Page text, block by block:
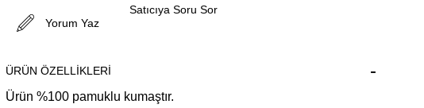
Yorum Yaz
Satıcıya Soru Sor
ÜRÜN ÖZELLIKLERI
Ürün %100 pamuklu kumaştır.